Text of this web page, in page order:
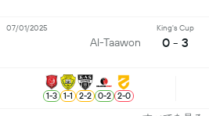
Al-Taawon
King's Cup
0 - 3
07/01/2025
1-3 1-1 2-2 0-2 2-0